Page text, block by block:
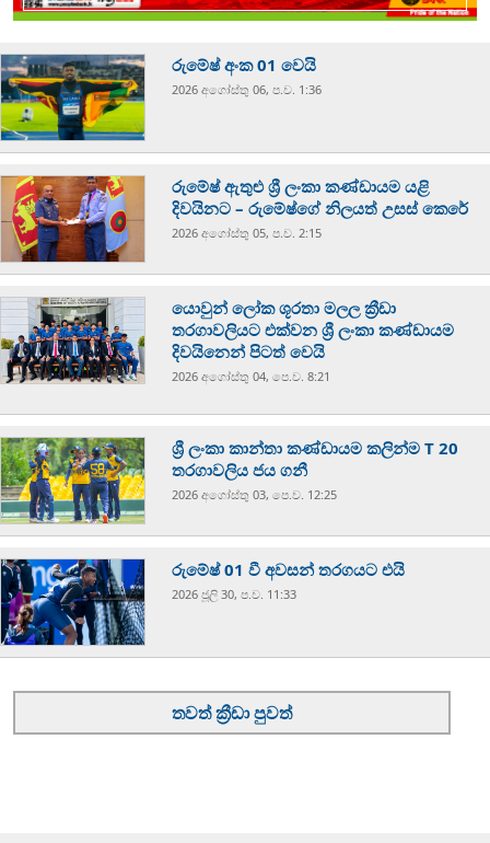
රුමේෂ් අංක 01 වෙයි
2026 අගෝස්‍තු 06, ප.ව. 1:36
රුමේෂ් ඇතුළු ශ්‍රී ලංකා කණ්ඩායම යළි
දිවයිනට – රුමේෂ්ගේ නිලයත් උසස් කෙරේ
2026 අගෝස්‍තු 05, ප.ව. 2:15
යොවුන් ලෝක ශූරතා මලල ක්‍රීඩා
තරගාවලියට එක්වන ශ්‍රී ලංකා කණ්ඩායම
දිවයිනෙන් පිටත් වෙයි
2026 අගෝස්‍තු 04, පෙ.ව. 8:21
ශ්‍රී ලංකා කාන්තා කණ්ඩායම කලින්ම T 20
තරගාවලිය ජය ගනී
2026 අගෝස්‍තු 03, පෙ.ව. 12:25
රුමේෂ් 01 වී අවසන් තරගයට එයි
2026 ජූලි 30, ප.ව. 11:33
තවත් ක්‍රීඩා පුවත්